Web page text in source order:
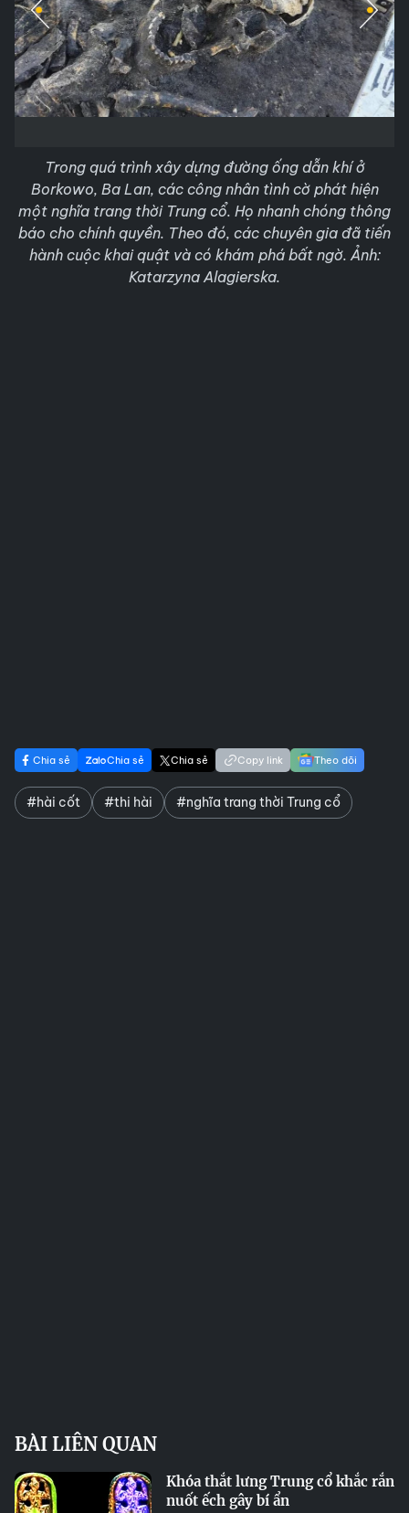
Trong quá trình xây dựng đường ống dẫn khí ở
Borkowo, Ba Lan, các công nhân tình cờ phát hiện
một nghĩa trang thời Trung cổ. Họ nhanh chóng thông
báo cho chính quyền. Theo đó, các chuyên gia đã tiến
hành cuộc khai quật và có khám phá bất ngờ. Ảnh:
Katarzyna Alagierska.
Chia sẻ Chia sẻ Chia sẻ Copy link Theo dõi
#hài cốt #thi hài #nghĩa trang thời Trung cổ
BÀI LIÊN QUAN
Khóa thắt lưng Trung cổ khắc rắn
nuốt ếch gây bí ẩn